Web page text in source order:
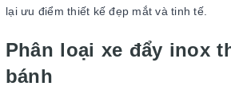
lại ưu điểm thiết kế đẹp mắt và tinh tế.
Phân loại xe đẩy inox
bánh